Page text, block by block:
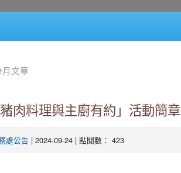
月文章
豬肉料理與主廚有約」活動簡章
處公告 | 2024-09-24 | 點閱數： 423